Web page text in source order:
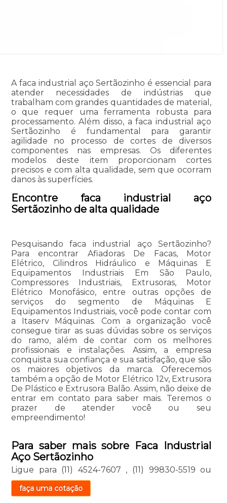
A faca industrial aço Sertãozinho é essencial para
atender necessidades de indústrias que
trabalham com grandes quantidades de material,
o que requer uma ferramenta robusta para
processamento. Além disso, a faca industrial aço
Sertãozinho é fundamental para garantir
agilidade no processo de cortes de diversos
componentes nas empresas. Os diferentes
modelos deste item proporcionam cortes
precisos e com alta qualidade, sem que ocorram
danos às superfícies.
Encontre faca industrial aço
Sertãozinho de alta qualidade
Pesquisando faca industrial aço Sertãozinho?
Para encontrar Afiadoras De Facas, Motor
Elétrico, Cilindros Hidráulico e Máquinas E
Equipamentos Industriais Em São Paulo,
Compressores Industriais, Extrusoras, Motor
Elétrico Monofásico, entre outras opções de
serviços do segmento de Máquinas E
Equipamentos Industriais, você pode contar com
a Itaserv Máquinas. Com a organização você
consegue tirar as suas dúvidas sobre os serviços
do ramo, além de contar com os melhores
profissionais e instalações. Assim, a empresa
conquista sua confiança e sua satisfação, que são
os maiores objetivos da marca. Oferecemos
também a opção de Motor Elétrico 12v, Extrusora
De Plástico e Extrusora Balão. Assim, não deixe de
entrar em contato para saber mais. Teremos o
prazer de atender você ou seu
empreendimento!
Para saber mais sobre Faca Industrial
Aço Sertãozinho
Ligue para (11) 4524-7607 , (11) 99830-5519 ou
faça uma cotação